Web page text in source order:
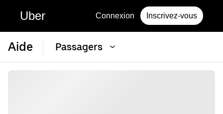
Uber Connexion Inscrivez-vous
Aide Passagers